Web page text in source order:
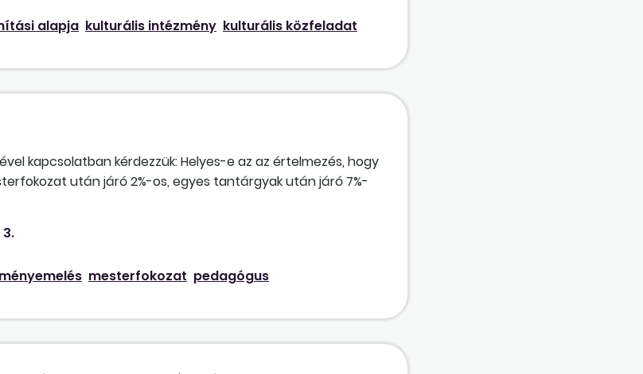
alapja kulturális intézmény kulturális közfeladat
kapcsolatban kérdezzük: Helyes-e az az értelmezés, hogy
után járó 2%-os, egyes tantárgyak után járó 7%-
emeljük, a TÉR 20 000 Ft-os összege változatlan
vezetői, főigazgatói, helyettesi megbízási díj,
irányulna, mert egy előadáson elhangzottak alapján ez
mesterfokozat pedagógus